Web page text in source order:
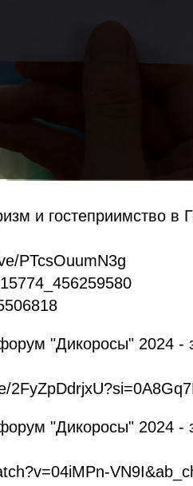
и гостеприимство в
PTcsOuumN3g
"Дикоросы" 2024
"Дикоросы" 2024